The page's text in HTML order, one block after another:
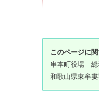
このページに
串本町役場
和歌山県東牟